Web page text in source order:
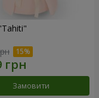
Замовити